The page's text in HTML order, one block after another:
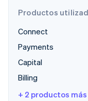
Productos
Connect
Payments
Capital
Billing
+ 2 productos más